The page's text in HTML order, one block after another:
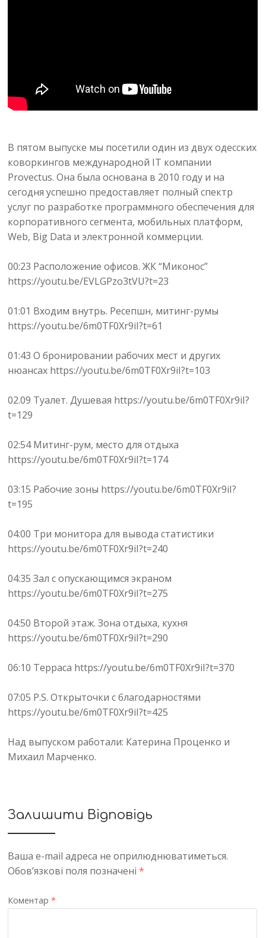
В пятом выпуске мы посетили один из двух одесских
коворкингов международной IT компании
Provectus. Она была основана в 2010 году и на
сегодня успешно предоставляет полный спектр
услуг по разработке программного обеспечения для
корпоративного сегмента, мобильных платформ,
Web, Big Data и электронной коммерции.
00:23 Расположение офисов. ЖК “Миконос”
https://youtu.be/EVLGPzo3tVU?t=23
01:01 Входим внутрь. Ресепшн, митинг-румы
https://youtu.be/6m0TF0Xr9iI?t=61
01:43 О бронировании рабочих мест и других
нюансах https://youtu.be/6m0TF0Xr9iI?t=103
02.09 Туалет. Душевая https://youtu.be/6m0TF0Xr9iI?
t=129
02:54 Митинг-рум, место для отдыха
https://youtu.be/6m0TF0Xr9iI?t=174
03:15 Рабочие зоны https://youtu.be/6m0TF0Xr9iI?
t=195
04:00 Три монитора для вывода статистики
https://youtu.be/6m0TF0Xr9iI?t=240
04:35 Зал с опускающимся экраном
https://youtu.be/6m0TF0Xr9iI?t=275
04:50 Второй этаж. Зона отдыха, кухня
https://youtu.be/6m0TF0Xr9iI?t=290
06:10 Терраса https://youtu.be/6m0TF0Xr9iI?t=370
07:05 Р.S. Открыточки с благодарностями
https://youtu.be/6m0TF0Xr9iI?t=425
Над выпуском работали: Катерина Проценко и
Михаил Марченко.
Залишити Відповідь
Ваша e-mail адреса не оприлюднюватиметься.
Обов’язкові поля позначені*
Коментар*